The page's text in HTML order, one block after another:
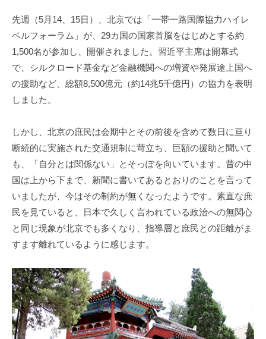
機
構
a
u
先週（5月14、15日）、北京では「一帯一路国際協力ハイレ
ベルフォーラム」が、29カ国の国家首脳をはじめとする約
1,500名が参加し、開催されました。習近平主席は開幕式
で、シルクロード基金など金融機関への増資や発展途上国へ
の援助など、総額8,500億元（約14兆5千億円）の協力を表明
しました。
しかし、北京の庶民は会期中とその前後を含めて数日に亘り
断続的に実施された交通規制に苛立ち、巨額の援助と聞いて
も、「自分とは関係ない」とそっぽを向いています。昔の中
国は上から下まで、新聞に書いてあるとおりのことを言って
いましたが、今はその制約が無くなったようです。素直な庶
民を見ていると、日本で久しく言われている政治への無関心
と同じ現象が北京でも多くなり、指導層と庶民との距離がま
すます離れているように感じます。